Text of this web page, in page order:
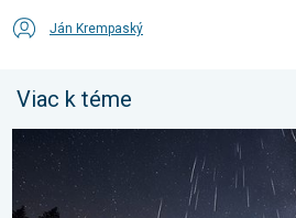
Ján Krempaský
Viac k téme
Začína obdobie padajúcich hviezd.